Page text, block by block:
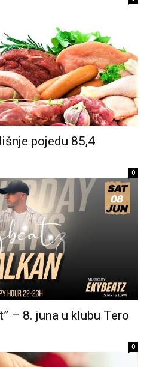
pojedu 85,4
0
– 8. juna u klubu Tero
0